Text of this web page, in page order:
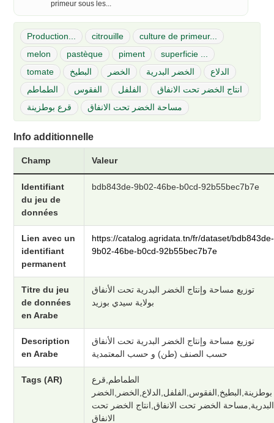
primeur sous les...
Production... citrouille
culture de primeur...
melon
pastèque piment
superficie ...
tomate
البطيخ الخضر الخضر البدرية
الدلاع
الطماطم
الفقوس الفلفل
انتاج الخضر تحت الانفاق
قرع بوطزينة
مساحة الخضر تحت الانفاق
Info additionnelle
Champ Valeur
Identifiant
du jeu de
données
bdb843de-9b02-46be-b0cd-92b55bec7b7e
Lien avec un
identifiant
permanent
https://catalog.agridata.tn/fr/dataset/bdb843de-
9b02-46be-b0cd-92b55bec7b7e
Titre du jeu
de données
en Arabe
توزيع مساحة وإنتاج الخضر البدرية تحت الأنفاق
بولاية سيدي بوزيد
Description
en Arabe
توزيع مساحة وإنتاج الخضر البدرية تحت الأنفاق
حسب الصنف (طن) و حسب المعتمدية
Tags (AR)
الطماطم,قرع
بوطزينة,البطيخ,الفقوس,الفلفل,الدلاع,الخضر,الخضر
البدرية,مساحة الخضر تحت الانفاق,انتاج الخضر تحت
الانفاق